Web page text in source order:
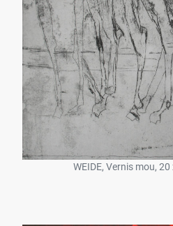
WEIDE, Vernis mou,